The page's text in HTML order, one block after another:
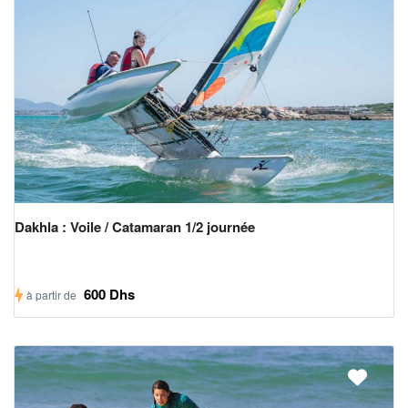
Dakhla : Voile / Catamaran 1/2 journée
à partir de 600 Dhs